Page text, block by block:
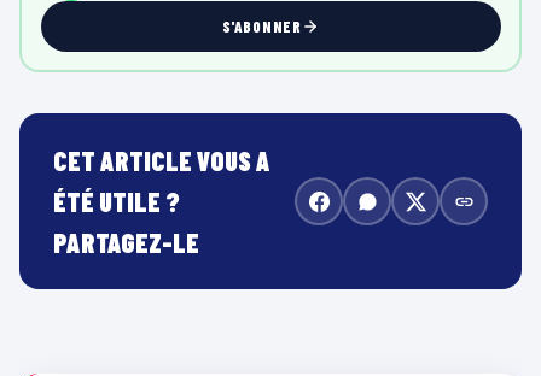
S'ABONNER
CET ARTICLE VOUS A
ÉTÉ UTILE ?
PARTAGEZ-LE